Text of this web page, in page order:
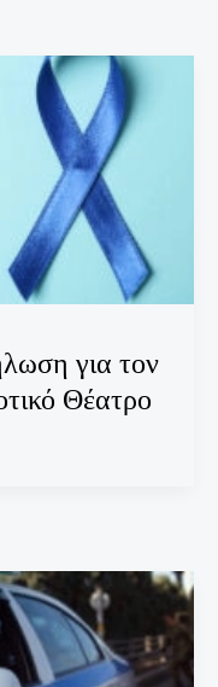
για τον
Θέατρο